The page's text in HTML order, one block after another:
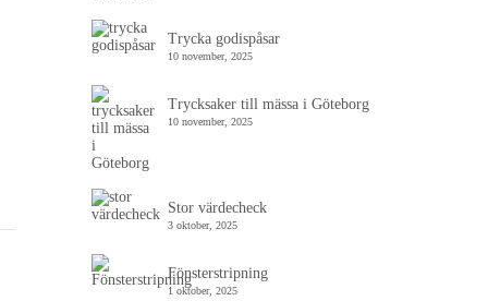
Trycka godispåsar
10 november, 2025
Trycksaker till mässa i Göteborg
10 november, 2025
Stor värdecheck
3 oktober, 2025
Fönsterstripning
1 oktober, 2025